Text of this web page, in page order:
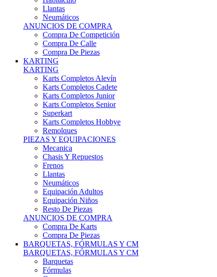
Neumáticos
ANUNCIOS DE COMPRA
Compra De Competición
Compra De Calle
Compra De Piezas
KARTING
KARTING
Karts Completos Alevín
Karts Completos Cadete
Karts Completos Junior
Karts Completos Senior
Superkart
Karts Completos Hobbye
Remolques
PIEZAS Y EQUIPACIONES
Mecanica
Chasis Y Repuestos
Frenos
Llantas
Neumáticos
Equipación Adultos
Equipación Niños
Resto De Piezas
ANUNCIOS DE COMPRA
Compra De Karts
Compra De Piezas
BARQUETAS, FÓRMULAS Y CM
BARQUETAS, FÓRMULAS Y CM
Barquetas
Fórmulas
Cm
Prototipos